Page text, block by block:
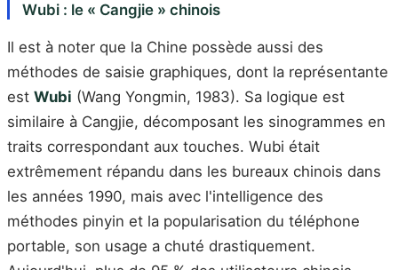
Wubi : le « Cangjie » chinois
Il est à noter que la Chine possède aussi des
méthodes de saisie graphiques, dont la représentante
est Wubi (Wang Yongmin, 1983). Sa logique est
similaire à Cangjie, décomposant les sinogrammes en
traits correspondant aux touches. Wubi était
extrêmement répandu dans les bureaux chinois dans
les années 1990, mais avec l'intelligence des
méthodes pinyin et la popularisation du téléphone
portable, son usage a chuté drastiquement.